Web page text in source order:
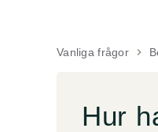
Vanliga frågor keyboard_arrow_right
Hur